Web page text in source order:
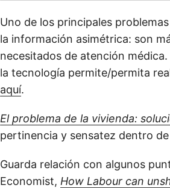
Uno de los principales
la información asimétrica: son
necesitados de atención
la tecnología permite/permita
aquí.
El problema de la vivienda:
pertinencia y sensatez dentro
Guarda relación con algunos
Economist, How Labour can